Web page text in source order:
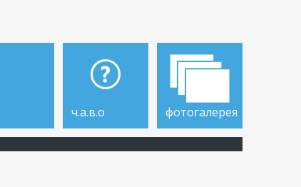
ч.а.в.о фотогалерея